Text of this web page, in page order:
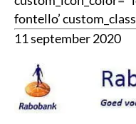
fontello’
11 september 2020